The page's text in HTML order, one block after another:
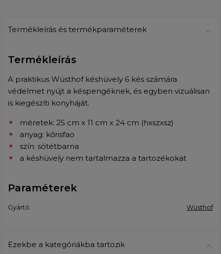
Termékleírás és termékparaméterek
Termékleírás
A praktikus Wüsthof késhüvely 6 kés számára
védelmet nyújt a késpengéknek, és egyben vizuálisan
is kiegészíti konyháját.
méretek: 25 cm x 11 cm x 24 cm (hxszxsz)
anyag: kőrisfao
szín: sötétbarna
a késhüvely nem tartalmazza a tartozékokat
Paraméterek
Gyártó Wüsthof
Ezekbe a kategóriákba tartozik